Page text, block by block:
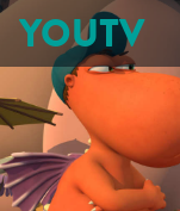
YOUTV